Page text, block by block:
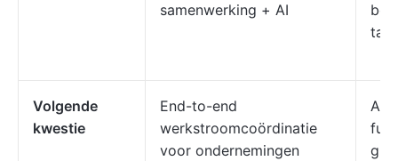
samenwerking + AI
Volgende
kwestie
End-to-end
werkstroomcoördinatie
voor ondernemingen